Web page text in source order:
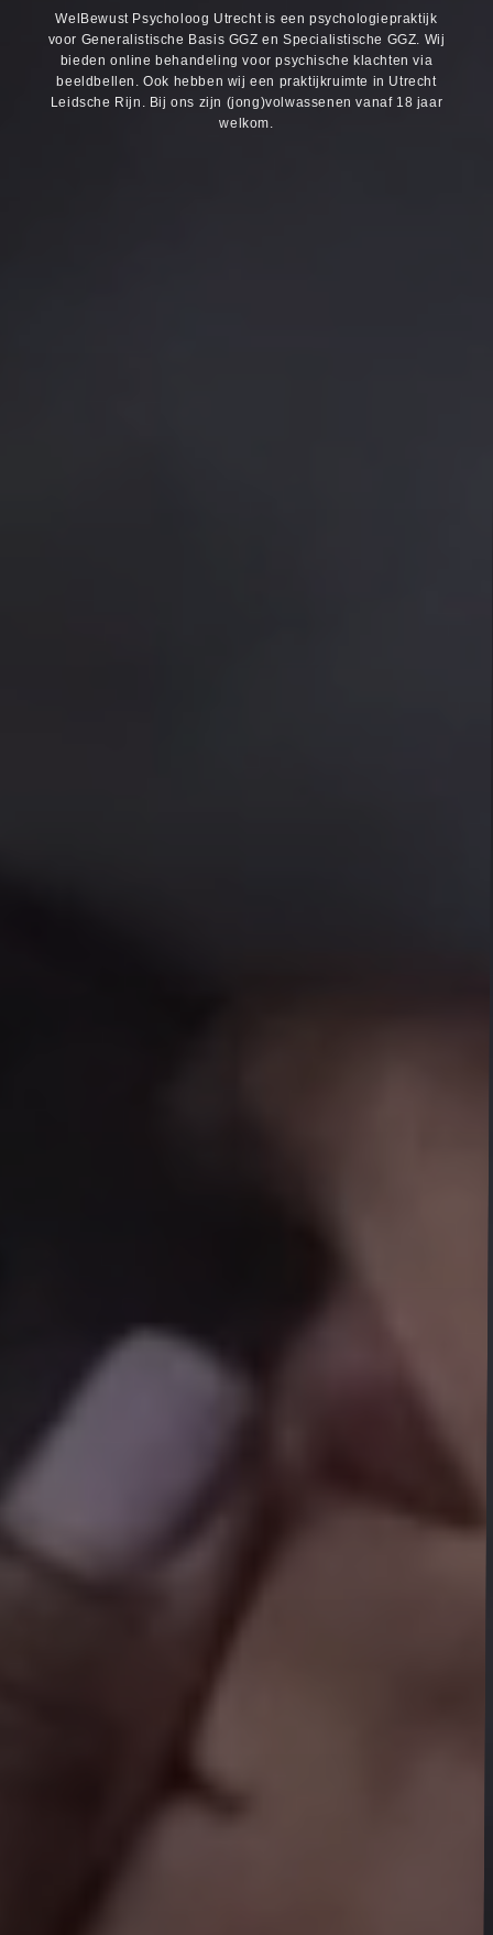
WelBewust Psycholoog Utrecht is een psychologiepraktijk
voor Generalistische Basis GGZ en Specialistische GGZ. Wij
bieden online behandeling voor psychische klachten via
beeldbellen. Ook hebben wij een praktijkruimte in Utrecht
Leidsche Rijn. Bij ons zijn (jong)volwassenen vanaf 18 jaar
welkom.